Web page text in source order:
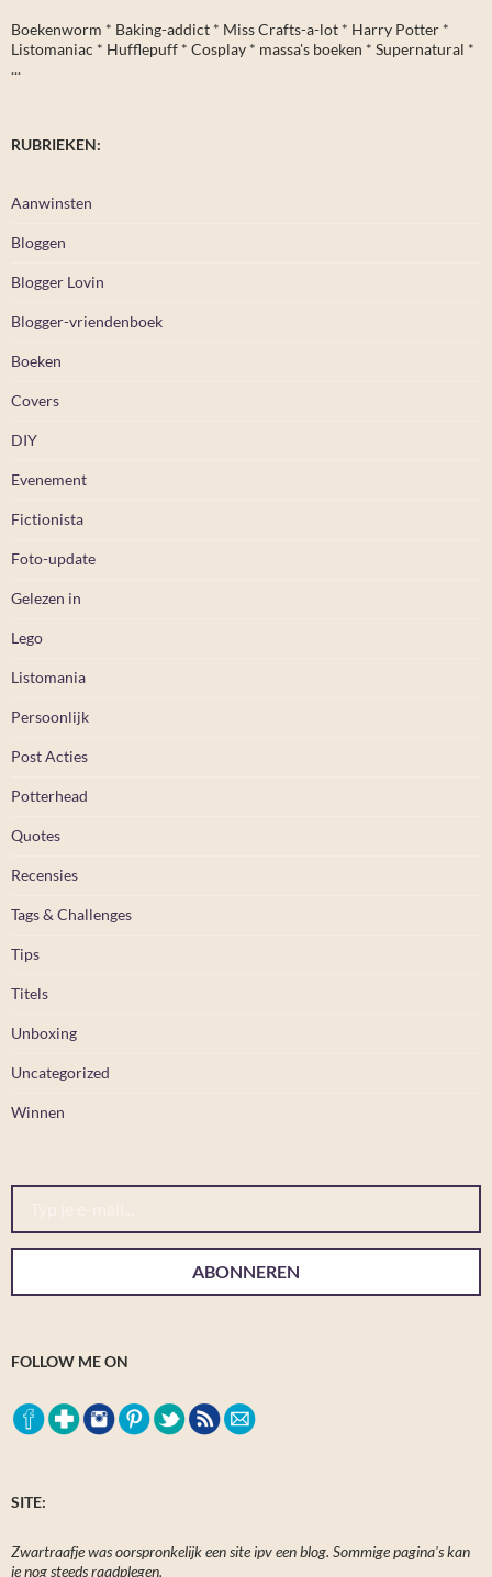
Boekenworm * Baking-addict * Miss Crafts-a-lot * Harry Potter *
Listomaniac * Hufflepuff * Cosplay * massa's boeken * Supernatural *
...
RUBRIEKEN:
Aanwinsten
Bloggen
Blogger Lovin
Blogger-vriendenboek
Boeken
Covers
DIY
Evenement
Fictionista
Foto-update
Gelezen in
Lego
Listomania
Persoonlijk
Post Acties
Potterhead
Quotes
Recensies
Tags & Challenges
Tips
Titels
Unboxing
Uncategorized
Winnen
Typ je e-mail...
ABONNEREN
FOLLOW ME ON
SITE:
Zwartraafje was oorspronkelijk een site ipv een blog. Sommige pagina's kan
je nog steeds raadplegen.